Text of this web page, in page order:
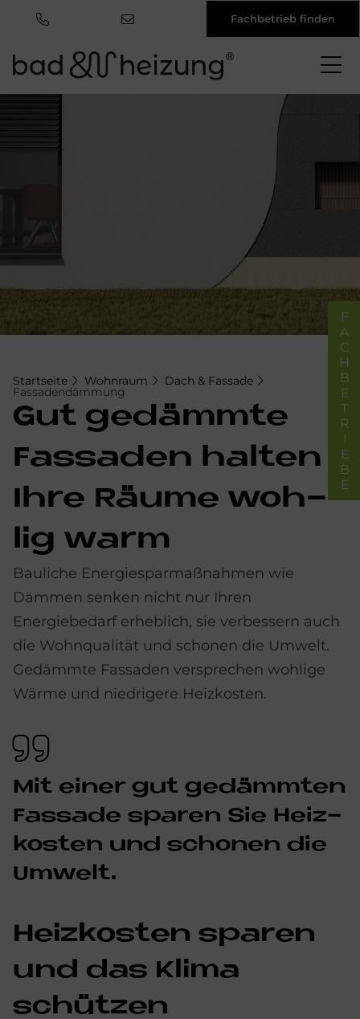
Inhalt
Fachbetrieb finden
Startseite Wohnraum Dach & Fassade
Fassadendämmung
Gut ge­dämm­te
Fas­sa­den hal­ten
Ihre Räu­me woh­
lig warm
Bauliche Energiesparmaßnahmen wie
Dämmen senken nicht nur Ihren
Energiebedarf erheblich, sie verbessern auch
die Wohnqualität und schonen die Umwelt.
Gedämmte Fassaden versprechen wohlige
Wärme und niedrigere Heizkosten.
Mit ei­ner gut ge­dämm­ten
Fas­sa­de spa­ren Sie Heiz­
ko­sten und scho­nen die
Um­welt.
Heiz­ko­sten spa­ren
und das Kli­ma
schüt­zen
FACHBETRIEBE